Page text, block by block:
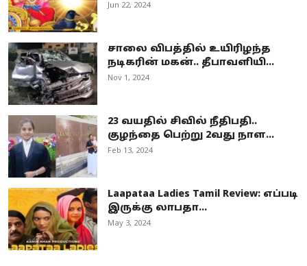
Jun 22, 2024
சாலை விபத்தில் உயிரிழந்த
நடிகரின் மகன்.. தீபாவளியி...
Nov 1, 2024
23 வயதில் சிவில் நீதிபதி..
குழந்தை பெற்று 2வது நாள...
Feb 13, 2024
Laapataa Ladies Tamil Review: எப்படி
இருக்கு லாபதா...
May 3, 2024